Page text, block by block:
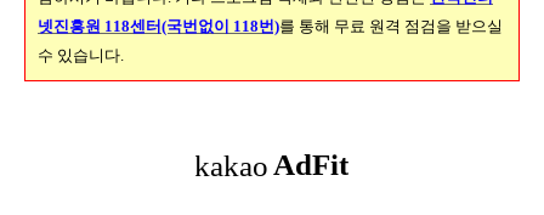
넷진흥원 118센터(국번없이 118번)를 통해 무료 원격 점검을 받으실
수 있습니다.